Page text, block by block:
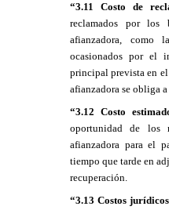
“3.11 Costo de
reclamados por los
afianzadora, como
ocasionados por el
principal prevista en
afianzadora se obliga
“3.12 Costo
oportunidad de los
afianzadora para el
tiempo que tarde en
recuperación.
“3.13 Costos